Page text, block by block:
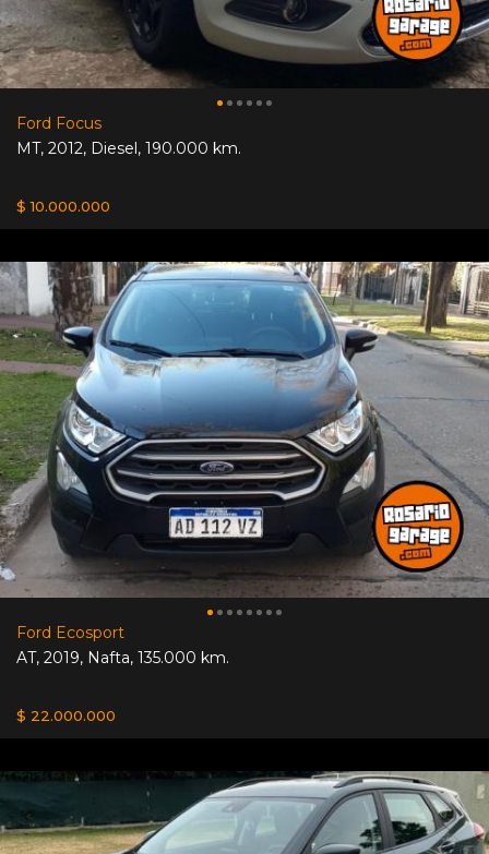
Ford Focus
MT, 2012, Diesel, 190.000 km.
$ 10.000.000
Ford Ecosport
AT, 2019, Nafta, 135.000 km.
$ 22.000.000